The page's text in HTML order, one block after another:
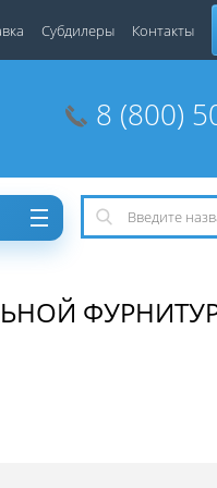
Субдилеры Контакты
8 (800)